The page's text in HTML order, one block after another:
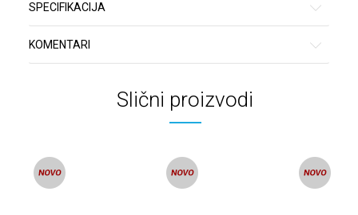
SPECIFIKACIJA
KOMENTARI
Slični proizvodi